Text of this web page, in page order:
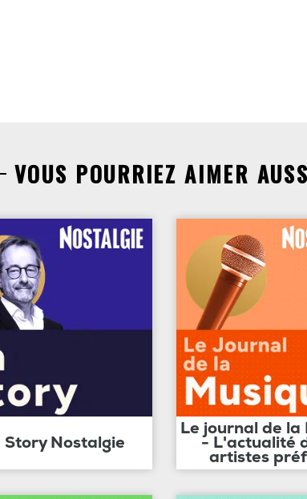
VOUS POURRIEZ AIMER
Story Nostalgie
Le journal de la
- L'actualité
artistes